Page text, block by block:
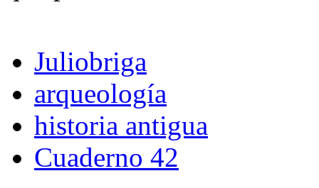
Juliobriga
arqueología
historia antigua
Cuaderno 42